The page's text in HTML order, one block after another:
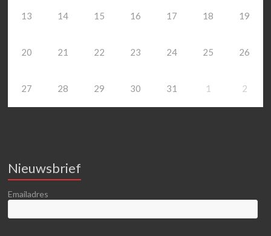
13 14 15 16 17 18 19
20 21 22 23 24 25 26
27 28 29 30 31 1 2
Nieuwsbrief
Emailadres